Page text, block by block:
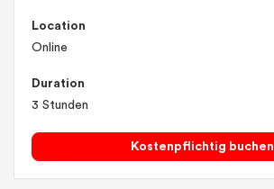
Location
Online
Duration
3 Stunden
Kostenpflichtig buchen